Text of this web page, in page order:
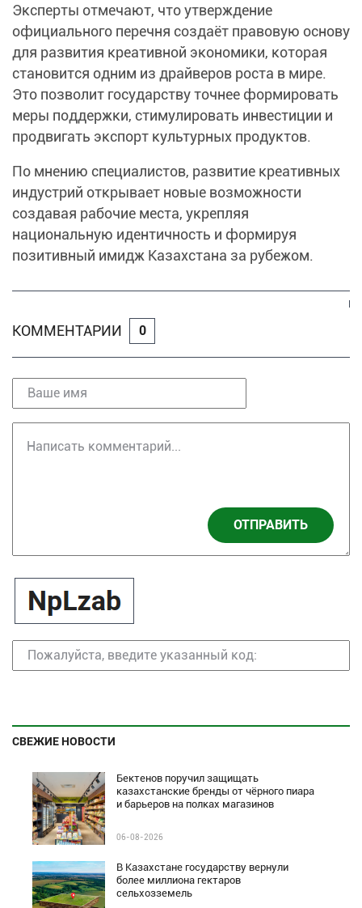
Эксперты отмечают, что утверждение
официального перечня создаёт правовую основу
для развития креативной экономики, которая
становится одним из драйверов роста в мире.
Это позволит государству точнее формировать
меры поддержки, стимулировать инвестиции и
продвигать экспорт культурных продуктов.
По мнению специалистов, развитие креативных
индустрий открывает новые возможности
создавая рабочие места, укрепляя
национальную идентичность и формируя
позитивный имидж Казахстана за рубежом.
КОММЕНТАРИИ 0
ОТПРАВИТЬ
СВЕЖИЕ НОВОСТИ
Бектенов поручил защищать
казахстанские бренды от чёрного пиара
и барьеров на полках магазинов
06-08-2026
В Казахстане государству вернули
более миллиона гектаров
сельхозземель